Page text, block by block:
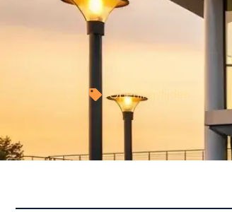
Openingstijden